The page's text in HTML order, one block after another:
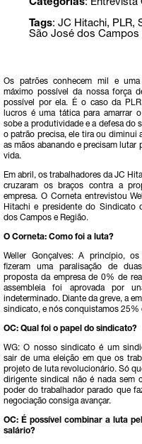
Categorias: Entrevista
Tags: JC Hitachi, PLR,
São José dos Campos
Os patrões conhecem mil e
máximo possível da nossa força
possível por ela. É o caso da
lucros é uma tática para amarrar
sobe a produtividade e a defesa do
o patrão precisa, ele tira ou diminui
as mãos abanando e precisam lutar
vida.
Em abril, os trabalhadores da JC
cruzaram os braços contra a
empresa. O Corneta entrevistou
Hitachi e presidente do Sindicato
dos Campos e Região.
O Corneta: Como foi a luta?
Weller Gonçalves: A princípio,
fizeram uma paralisação de
proposta da empresa de 0% de
assembleia foi aprovada por
indeterminado. Diante da greve, a
sindicato, e nós conquistamos 25%
OC: Qual foi o papel do sindicato?
WG: O nosso sindicato é um
sair de uma eleição em que os
projeto de luta revolucionário. Só
dirigente sindical não é nada sem
poder do trabalhador parado que
negociação consiga avançar.
OC: É possível combinar a luta
salário?